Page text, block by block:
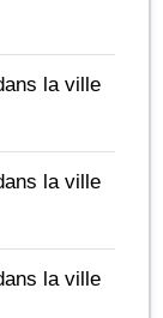
la ville
la ville
la ville